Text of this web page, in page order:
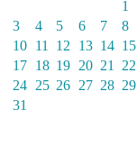
1
3
4 5 6 7 8
10 11 12 13 14 15
17 18 19 20 21 22
24 25 26 27 28 29
31